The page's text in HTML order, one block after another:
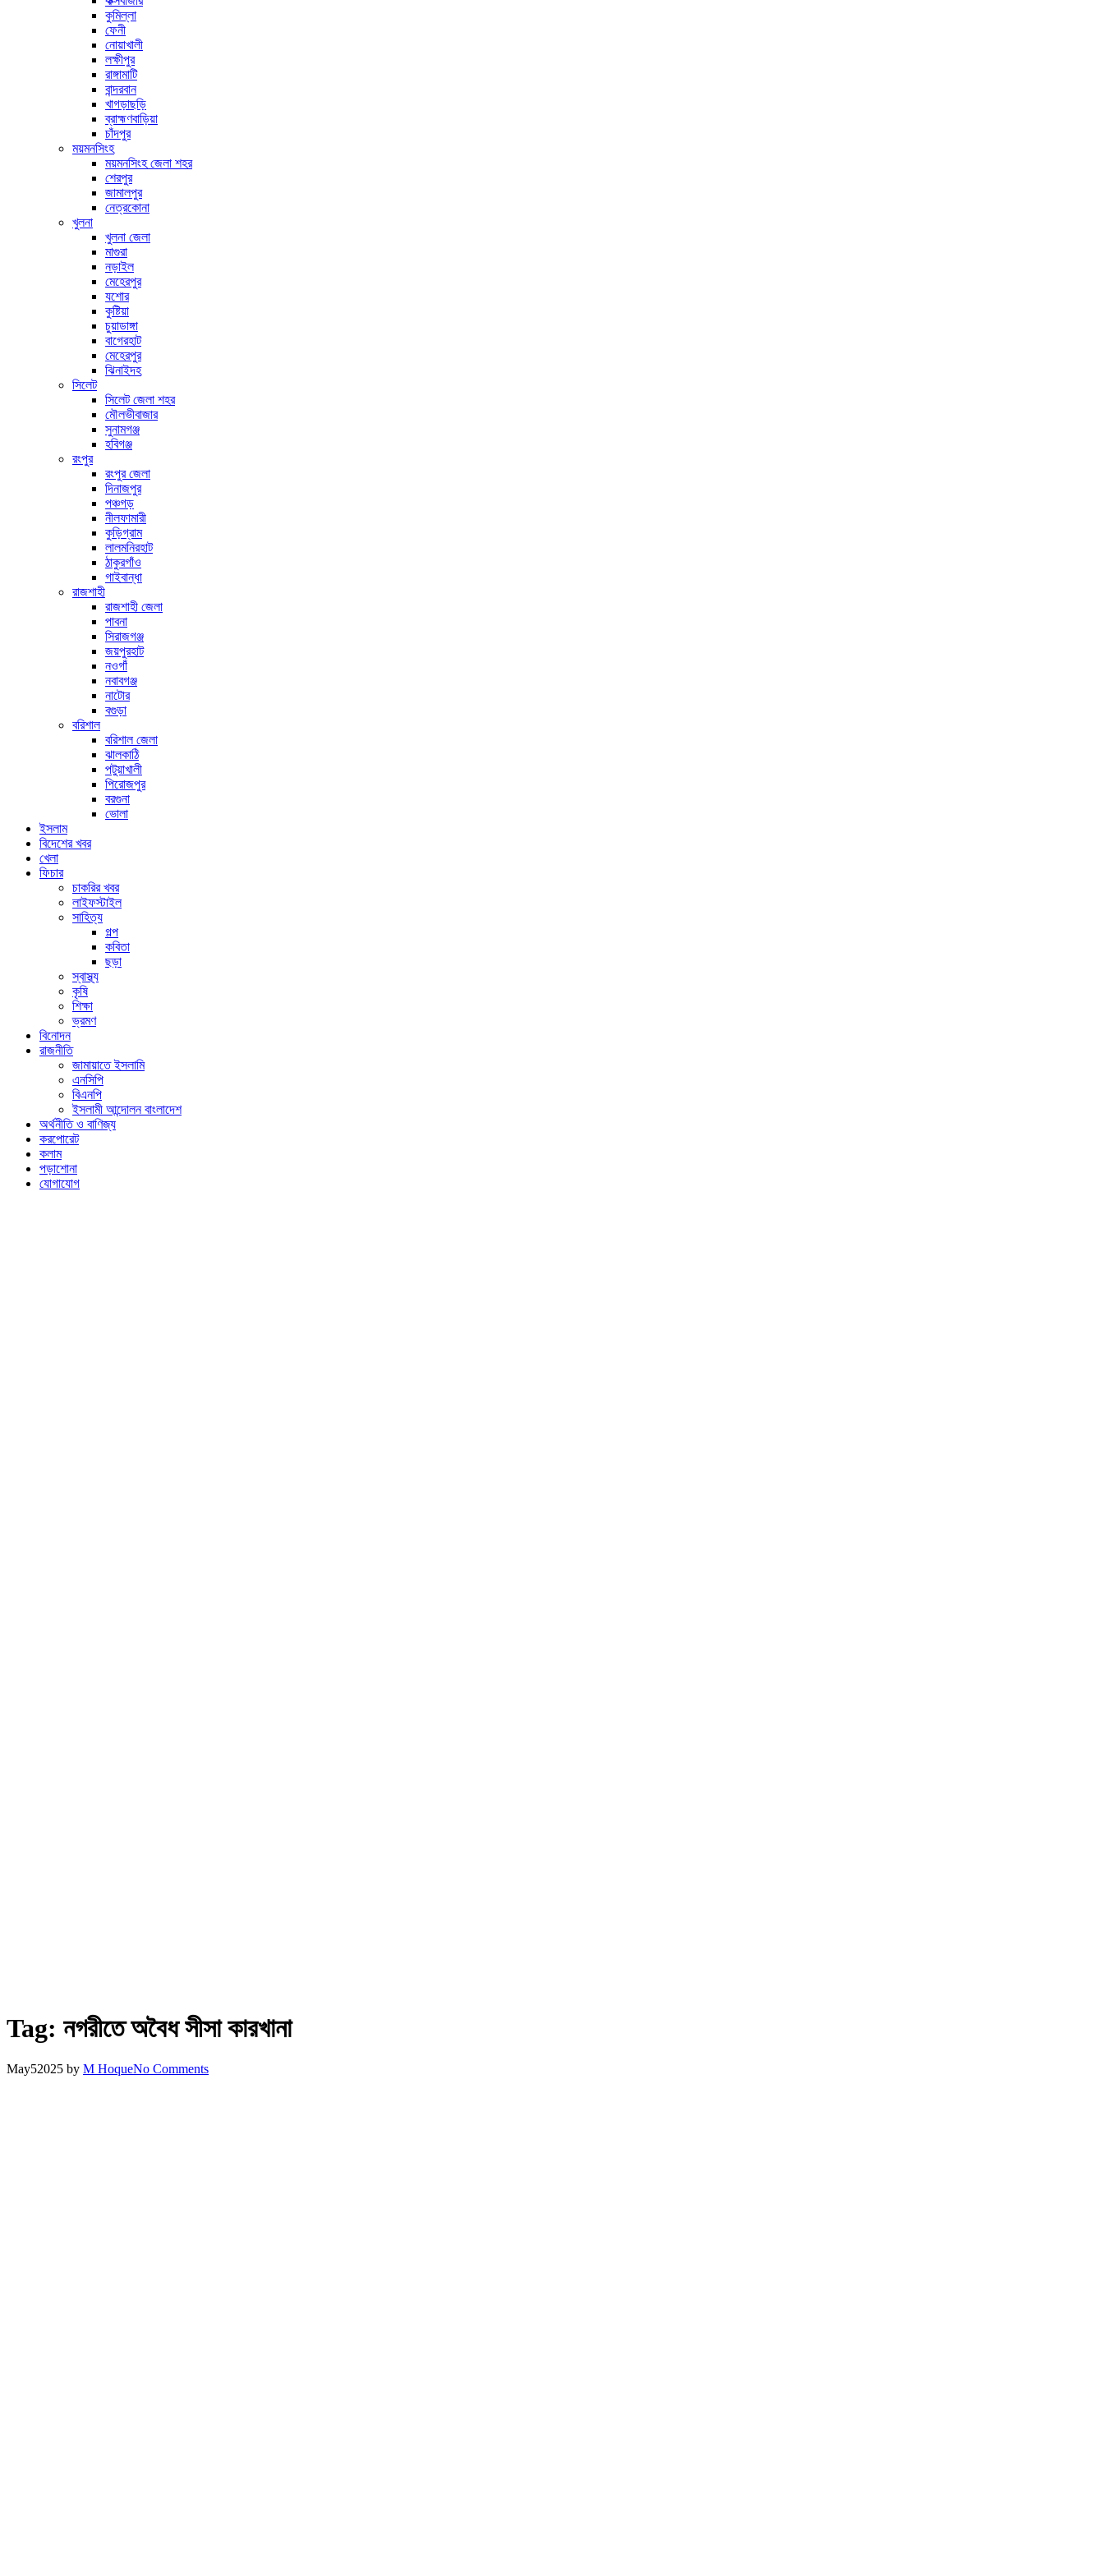
কুমিল্লা
ফেনী
নোয়াখালী
লক্ষীপুর
রাঙ্গামাটি
বান্দরবান
খাগড়াছড়ি
ব্রাহ্মণবাড়িয়া
চাঁদপুর
ময়মনসিংহ
ময়মনসিংহ জেলা শহর
শেরপুর
জামালপুর
নেত্রকোনা
খুলনা
খুলনা জেলা
মাগুরা
নড়াইল
মেহেরপুর
যশোর
কুষ্টিয়া
চুয়াডাঙ্গা
বাগেরহাট
মেহেরপুর
ঝিনাইদহ
সিলেট
সিলেট জেলা শহর
মৌলভীবাজার
সুনামগঞ্জ
হবিগঞ্জ
রংপুর
রংপুর জেলা
দিনাজপুর
পঞ্চগড়
নীলফামারী
কুড়িগ্রাম
লালমনিরহাট
ঠাকুরগাঁও
গাইবান্ধা
রাজশাহী
রাজশাহী জেলা
পাবনা
সিরাজগঞ্জ
জয়পুরহাট
নওগাঁ
নবাবগঞ্জ
নাটোর
বগুড়া
বরিশাল
বরিশাল জেলা
ঝালকাঠি
পটুয়াখালী
পিরোজপুর
বরগুনা
ভোলা
ইসলাম
বিদেশের খবর
খেলা
ফিচার
চাকরির খবর
লাইফস্টাইল
সাহিত্য
গল্প
কবিতা
ছড়া
স্বাস্থ্য
কৃষি
শিক্ষা
ভ্রমণ
বিনোদন
রাজনীতি
জামায়াতে ইসলামি
এনসিপি
বিএনপি
ইসলামী আন্দোলন বাংলাদেশ
অর্থনীতি ও বাণিজ্য
করপোরেট
কলাম
পড়াশোনা
যোগাযোগ
Tag: নগরীতে অবৈধ সীসা কারখানা
May52025 by M HoqueNo Comments